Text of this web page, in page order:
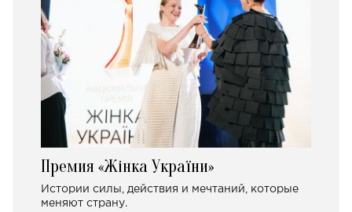
Премия «Жінка України»
Истории силы, действия и мечтаний, которые
меняют страну.